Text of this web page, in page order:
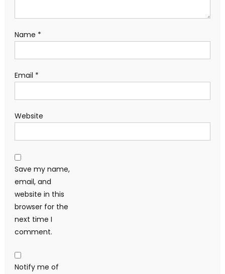
Name *
Email *
Website
Save my name,
email, and
website in this
browser for the
next time I
comment.
Notify me of